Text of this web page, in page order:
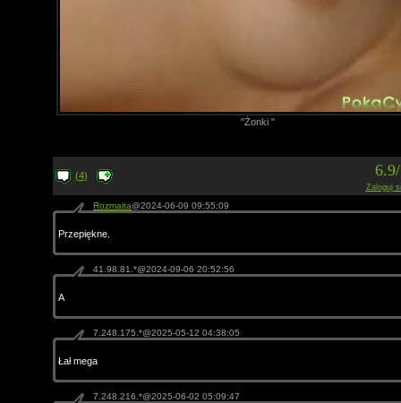
"Żonki "
(4)
Zaloguj
Rozmaita@2024-06-09 09:55:09
Przepiękne.
41.98.81.*@2024-09-06 20:52:56
A
7.248.175.*@2025-05-12 04:38:05
Łał mega
7.248.216.*@2025-06-02 05:09:47